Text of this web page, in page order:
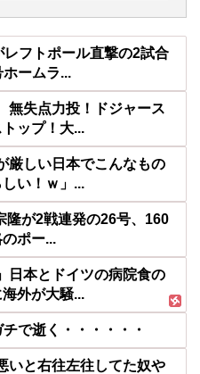
フトポール直撃の2試合
ームラ...
失点力投！ドジャース
ップ！大...
厳しい日本でこんなもの
い！ｗ」...
隆が2戦連発の26号、160
ポー...
日本とドイツの病院食の
外が大騒...
で逝く・・・・・・
いと右往左往してた奴や